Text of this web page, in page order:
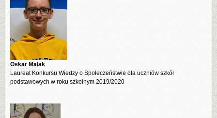
Oskar Malak
Laureat Konkursu Wiedzy o Społeczeństwie dla uczniów szkół
podstawowych w roku szkolnym 2019/2020